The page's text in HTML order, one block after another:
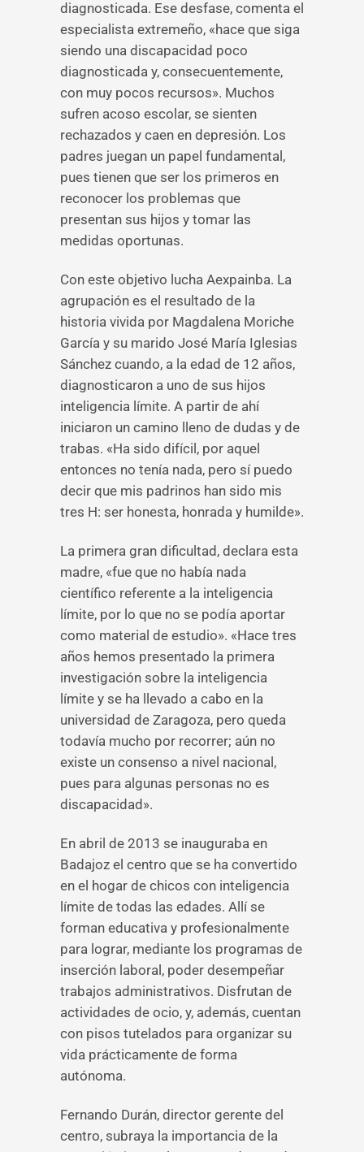
diagnosticada. Ese desfase, comenta el
especialista extremeño, «hace que siga
siendo una discapacidad poco
diagnosticada y, consecuentemente,
con muy pocos recursos». Muchos
sufren acoso escolar, se sienten
rechazados y caen en depresión. Los
padres juegan un papel fundamental,
pues tienen que ser los primeros en
reconocer los problemas que
presentan sus hijos y tomar las
medidas oportunas.
Con este objetivo lucha Aexpainba. La
agrupación es el resultado de la
historia vivida por Magdalena Moriche
García y su marido José María Iglesias
Sánchez cuando, a la edad de 12 años,
diagnosticaron a uno de sus hijos
inteligencia límite. A partir de ahí
iniciaron un camino lleno de dudas y de
trabas. «Ha sido difícil, por aquel
entonces no tenía nada, pero sí puedo
decir que mis padrinos han sido mis
tres H: ser honesta, honrada y humilde».
La primera gran dificultad, declara esta
madre, «fue que no había nada
científico referente a la inteligencia
límite, por lo que no se podía aportar
como material de estudio». «Hace tres
años hemos presentado la primera
investigación sobre la inteligencia
límite y se ha llevado a cabo en la
universidad de Zaragoza, pero queda
todavía mucho por recorrer; aún no
existe un consenso a nivel nacional,
pues para algunas personas no es
discapacidad».
En abril de 2013 se inauguraba en
Badajoz el centro que se ha convertido
en el hogar de chicos con inteligencia
límite de todas las edades. Allí se
forman educativa y profesionalmente
para lograr, mediante los programas de
inserción laboral, poder desempeñar
trabajos administrativos. Disfrutan de
actividades de ocio, y, además, cuentan
con pisos tutelados para organizar su
vida prácticamente de forma
autónoma.
Fernando Durán, director gerente del
centro, subraya la importancia de la